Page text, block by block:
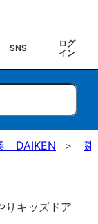
SNS
ログ
イン
DAIKEN 建
りキッズドア